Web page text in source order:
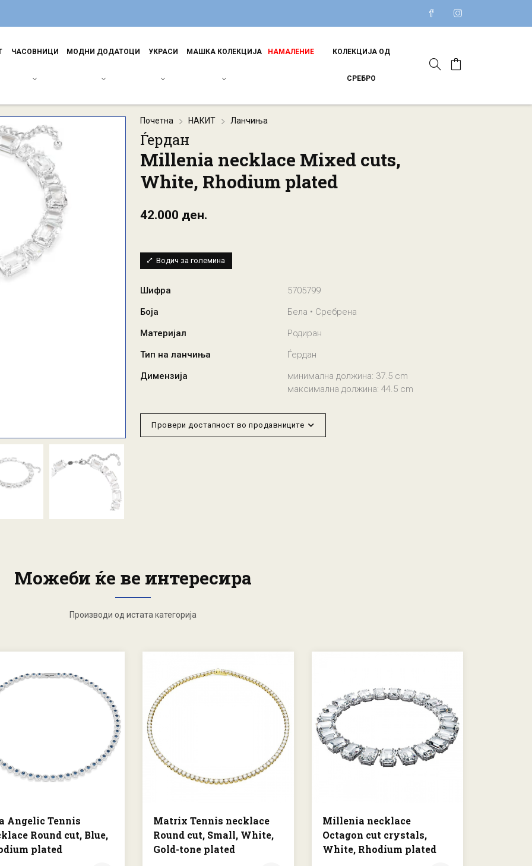
ЧАСОВНИЦИ МОДНИ ДОДАТОЦИ УКРАСИ МАШКА КОЛЕКЦИЈА НАМАЛЕНИЕ КОЛЕКЦИЈА ОД
СРЕБРО
Почетна НАКИТ Ланчиња
Ѓердан
Millenia necklace Mixed cuts,
White, Rhodium plated
42.000 ден.
Водич за големина
Шифра
5705799
Боја
Бела • Сребрена
Материјал
Родиран
Тип на ланчиња
Ѓердан
Димензија
минимална должина: 37.5 cm
максимална должина: 44.5 cm
Провери достапност во продавниците
Можеби ќе ве интересира
Производи од истата категорија
Angelic Tennis
Round cut, Blue,
plated
Matrix Tennis necklace
Round cut, Small, White,
Gold-tone plated
Millenia necklace
Octagon cut crystals,
White, Rhodium plated